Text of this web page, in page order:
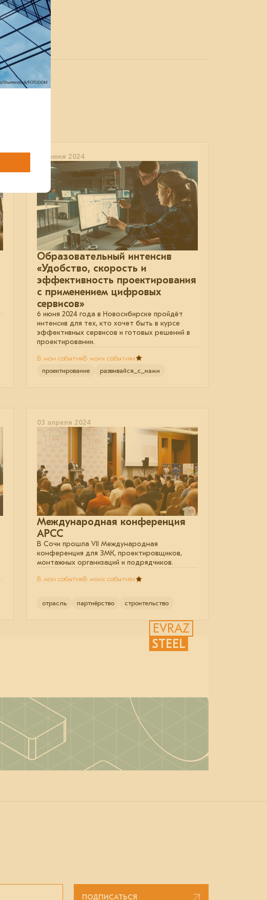
06 июня 2024
Образовательный интенсив
«Удобство, скорость и
эффективность проектирования
с применением цифровых
сервисов»
6 июня 2024 года в Новосибирске пройдёт
интенсив для тех, кто хочет быть в курсе
эффективных сервисов и готовых решений в
проектировании.
В мои событияВ моих событиях
проектирование
развивайся_с_нами
03 апреля 2024
Международная конференция
АРСС
В Сочи прошла VII Международная
конференция для ЗМК, проектировщиков,
монтажных организаций и подрядчиков.
В мои событияВ моих событиях
отрасль партнёрство строительство
EVRAZ
STEEL
ПОДПИСАТЬСЯ